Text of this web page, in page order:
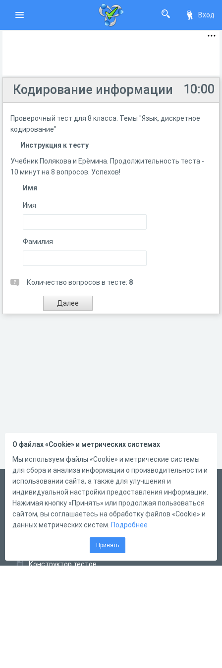
Вход
10:00
Кодирование информации
Проверочный тест для 8 класса. Темы "Язык, дискретное
кодирование"
Инструкция к тесту
Учебник Полякова и Ерёмина. Продолжительность теста -
10 минут на 8 вопросов. Успехов!
Имя
Имя
Фамилия
Количество вопросов в тесте: 8
Русский
Справка
Форма обратной связи
Конструктор тестов
О файлах «Cookie» и метрических системах
Мы используем файлы «Cookie» и метрические системы
для сбора и анализа информации о производительности и
использовании сайта, а также для улучшения и
индивидуальной настройки предоставления информации.
Нажимая кнопку «Принять» или продолжая пользоваться
сайтом, вы соглашаетесь на обработку файлов «Cookie» и
данных метрических систем. Подробнее
Принять